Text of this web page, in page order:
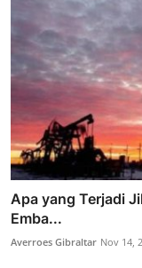
Apa yang Terjadi
Emba...
Averroes Gibraltar Nov 14,